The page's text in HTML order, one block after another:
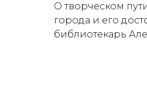
О творческом
города и его
библиотекарь